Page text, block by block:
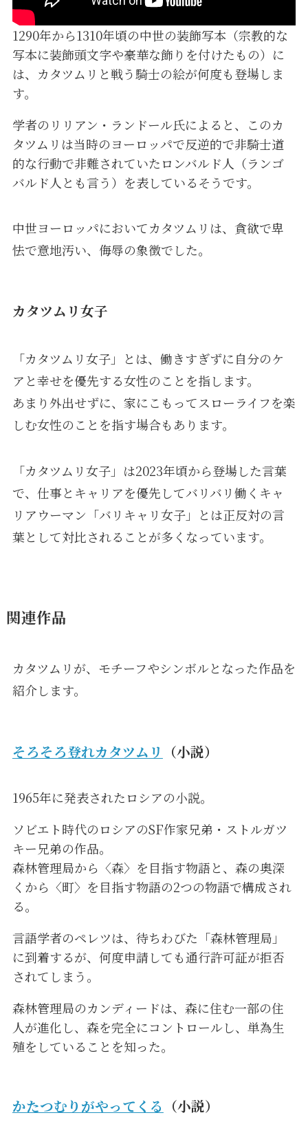
1290年から1310年頃の中世の装飾写本（宗教的な
写本に装飾頭文字や豪華な飾りを付けたもの）に
は、カタツムリと戦う騎士の絵が何度も登場しま
す。
学者のリリアン・ランドール氏によると、このカ
タツムリは当時のヨーロッパで反逆的で非騎士道
的な行動で非難されていたロンバルド人（ランゴ
バルド人とも言う）を表しているそうです。
中世ヨーロッパにおいてカタツムリは、貪欲で卑
怯で意地汚い、侮辱の象徴でした。
カタツムリ女子
「カタツムリ女子」とは、働きすぎずに自分のケ
アと幸せを優先する女性のことを指します。
あまり外出せずに、家にこもってスローライフを楽
しむ女性のことを指す場合もあります。
「カタツムリ女子」は2023年頃から登場した言葉
で、仕事とキャリアを優先してバリバリ働くキャ
リアウーマン「バリキャリ女子」とは正反対の言
葉として対比されることが多くなっています。
関連作品
カタツムリが、モチーフやシンボルとなった作品を
紹介します。
そろそろ登れカタツムリ （小説）
1965年に発表されたロシアの小説。
ソビエト時代のロシアのSF作家兄弟・ストルガツ
キー兄弟の作品。
森林管理局から〈森〉を目指す物語と、森の奥深
くから〈町〉を目指す物語の2つの物語で構成され
る。
言語学者のペレツは、待ちわびた「森林管理局」
に到着するが、何度申請しても通行許可証が拒否
されてしまう。
森林管理局のカンディードは、森に住む一部の住
人が進化し、森を完全にコントロールし、単為生
殖をしていることを知った。
かたつむりがやってくる （小説）